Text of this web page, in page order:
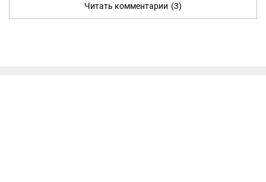
Читать комментарии (3)